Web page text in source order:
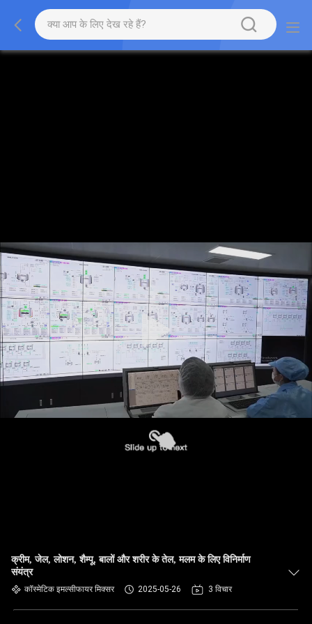
क्रीम, जेल, लोशन, शैम्पू, बालों और शरीर के तेल, मलम के लिए विनिर्माण
संयंत्र
कॉस्मेटिक इमल्सीफायर मिक्सर 2025-05-26 3 विचार